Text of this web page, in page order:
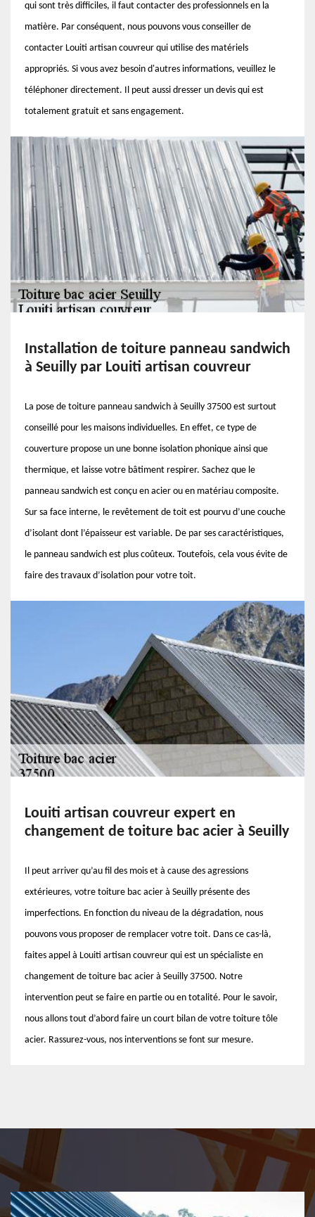
qui sont très difficiles, il faut contacter des professionnels en la
matière. Par conséquent, nous pouvons vous conseiller de
contacter Louiti artisan couvreur qui utilise des matériels
appropriés. Si vous avez besoin d'autres informations, veuillez le
téléphoner directement. Il peut aussi dresser un devis qui est
totalement gratuit et sans engagement.
Installation de toiture panneau sandwich
à Seuilly par Louiti artisan couvreur
La pose de toiture panneau sandwich à Seuilly 37500 est surtout
conseillé pour les maisons individuelles. En effet, ce type de
couverture propose un une bonne isolation phonique ainsi que
thermique, et laisse votre bâtiment respirer. Sachez que le
panneau sandwich est conçu en acier ou en matériau composite.
Sur sa face interne, le revêtement de toit est pourvu d’une couche
d’isolant dont l’épaisseur est variable. De par ses caractéristiques,
le panneau sandwich est plus coûteux. Toutefois, cela vous évite de
faire des travaux d’isolation pour votre toit.
Louiti artisan couvreur expert en
changement de toiture bac acier à Seuilly
Il peut arriver qu’au fil des mois et à cause des agressions
extérieures, votre toiture bac acier à Seuilly présente des
imperfections. En fonction du niveau de la dégradation, nous
pouvons vous proposer de remplacer votre toit. Dans ce cas-là,
faites appel à Louiti artisan couvreur qui est un spécialiste en
changement de toiture bac acier à Seuilly 37500. Notre
intervention peut se faire en partie ou en totalité. Pour le savoir,
nous allons tout d’abord faire un court bilan de votre toiture tôle
acier. Rassurez-vous, nos interventions se font sur mesure.